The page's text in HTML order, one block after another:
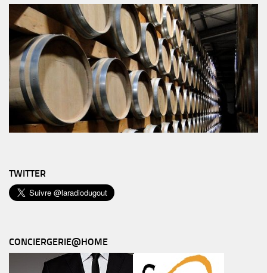
TWITTER
CONCIERGERIE@HOME